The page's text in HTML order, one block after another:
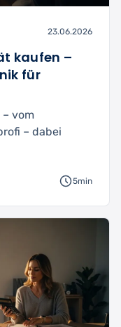
23.06.2026
kaufen –
für
vom
– dabei
5min